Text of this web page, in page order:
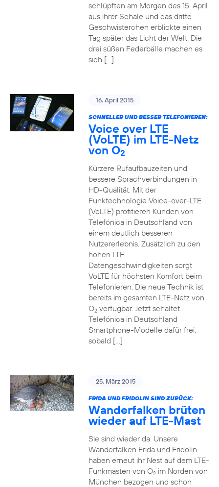
schlüpften am Morgen des 15. April
aus ihrer Schale und das dritte
Geschwisterchen erblickte einen
Tag später das Licht der Welt. Die
drei süßen Federbälle machen es
sich […]
16. April 2015
SCHNELLER UND BESSER TELEFONIEREN:
Voice over LTE
(VoLTE) im LTE-Netz
von O2
Kürzere Rufaufbauzeiten und
bessere Sprachverbindungen in
HD-Qualität: Mit der
Funktechnologie Voice-over-LTE
(VoLTE) profitieren Kunden von
Telefónica in Deutschland von
einem deutlich besseren
Nutzererlebnis. Zusätzlich zu den
hohen LTE-
Datengeschwindigkeiten sorgt
VoLTE für höchsten Komfort beim
Telefonieren. Die neue Technik ist
bereits im gesamten LTE-Netz von
O2verfügbar. Jetzt schaltet
Telefónica in Deutschland
Smartphone-Modelle dafür frei,
sobald […]
25. März 2015
FRIDA UND FRIDOLIN SIND ZURÜCK:
Wanderfalken brüten
wieder auf LTE-Mast
Sie sind wieder da: Unsere
Wanderfalken Frida und Fridolin
haben erneut ihr Nest auf dem LTE-
Funkmasten von O2im Norden von
München bezogen und schon